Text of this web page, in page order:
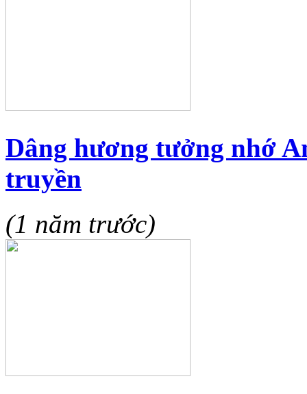
Dâng hương tưởng nhớ
truyền
(1 năm trước)